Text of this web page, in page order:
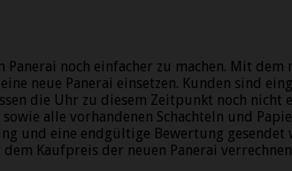
noch einfacher zu machen. Mit
neue Panerai einsetzen. Kunden sind
die Uhr zu diesem Zeitpunkt noch
alle vorhandenen Schachteln und
und eine endgültige Bewertung
Kaufpreis der neuen Panerai